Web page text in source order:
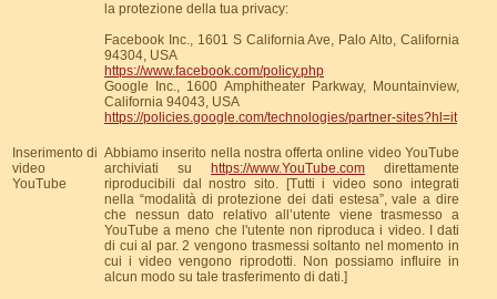
la protezione della tua privacy:
Facebook Inc., 1601 S California Ave, Palo Alto, California
94304, USA
https://www.facebook.com/policy.php
Google Inc., 1600 Amphitheater Parkway, Mountainview,
California 94043, USA
https://policies.google.com/technologies/partner-sites?hl=it
Inserimento di
video
YouTube
Abbiamo inserito nella nostra offerta online video YouTube
archiviati su
https://www.YouTube.com direttamente
riproducibili dal nostro sito. [Tutti i video sono integrati
nella “modalità di protezione dei dati estesa”, vale a dire
che nessun dato relativo all’utente viene trasmesso a
YouTube a meno che l'utente non riproduca i video. I dati
di cui al par. 2 vengono trasmessi soltanto nel momento in
cui i video vengono riprodotti. Non possiamo influire in
alcun modo su tale trasferimento di dati.]